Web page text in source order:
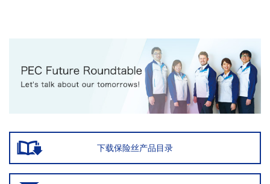
下载保险丝产品目录